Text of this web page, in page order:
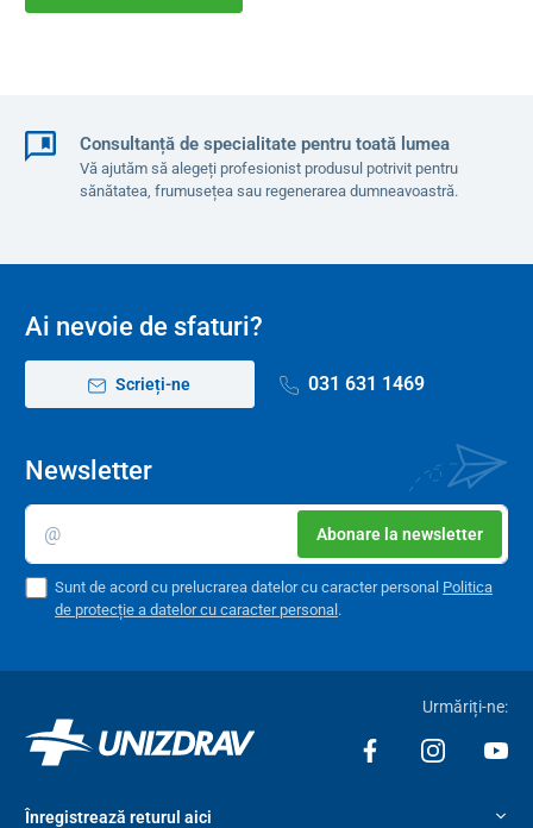
Consultanță de specialitate pentru toată lumea
Vă ajutăm să alegeți profesionist produsul potrivit pentru
sănătatea, frumusețea sau regenerarea dumneavoastră.
Ai nevoie de sfaturi?
Scrieți-ne 031 631 1469
Newsletter
Abonare la newsletter
Sunt de acord cu prelucrarea datelor cu caracter personal Politica
de protecție a datelor cu caracter personal .
Urmăriți-ne:
Înregistrează returul aici